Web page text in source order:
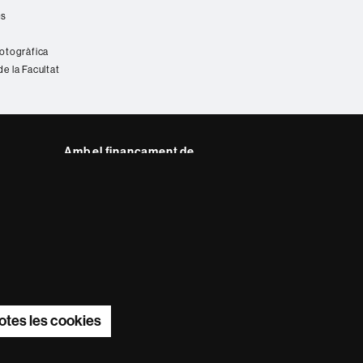
les cookies
la Facultat
Amb el finançament de